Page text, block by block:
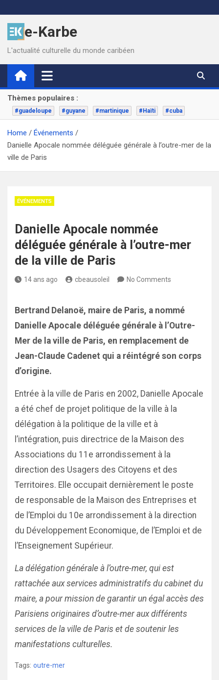
to
contente-Karbe
L'actualité culturelle du monde caribéen
Thèmes populaires :
#guadeloupe #guyane #martinique #Haïti #cuba
Home
Événements
Danielle Apocale nommée déléguée générale à l’outre-mer de la
ville de Paris
ÉVÉNEMENTS
Danielle Apocale nommée
déléguée générale à l’outre-mer
de la ville de Paris
14 ans ago cbeausoleil No Comments
Bertrand Delanoë, maire de Paris, a nommé
Danielle Apocale déléguée générale à l’Outre-
Mer de la ville de Paris, en remplacement de
Jean-Claude Cadenet qui a réintégré son corps
d’origine.
Entrée à la ville de Paris en 2002, Danielle Apocale
a été chef de projet politique de la ville à la
délégation à la politique de la ville et à
l’intégration, puis directrice de la Maison des
Associations du 11e arrondissement à la
direction des Usagers des Citoyens et des
Territoires. Elle occupait dernièrement le poste
de responsable de la Maison des Entreprises et
de l’Emploi du 10e arrondissement à la direction
du Développement Economique, de l’Emploi et de
l’Enseignement Supérieur.
La délégation générale à l’outre-mer, qui est
rattachée aux services administratifs du cabinet du
maire, a pour mission de garantir un égal accès des
Parisiens originaires d’outre-mer aux différents
services de la ville de Paris et de soutenir les
manifestations culturelles.
Tags: outre-mer